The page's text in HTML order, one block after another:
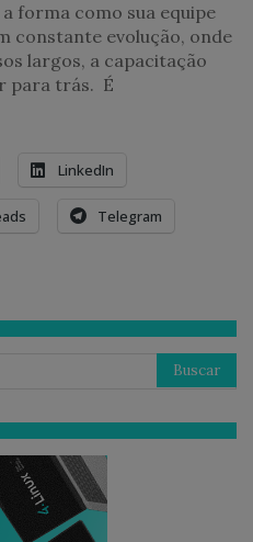
forma como sua equipe
constante evolução, onde
largos, a capacitação
para trás. É
LinkedIn
Telegram